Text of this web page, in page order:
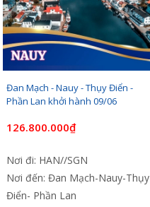
Đan Mạch - Nauy - Thụy Điển -
Phần Lan khởi hành 09/06
126.800.000₫
Nơi đi: HAN//SGN
Nơi đến: Đan Mạch-Nauy-Thụy
Điển- Phần Lan